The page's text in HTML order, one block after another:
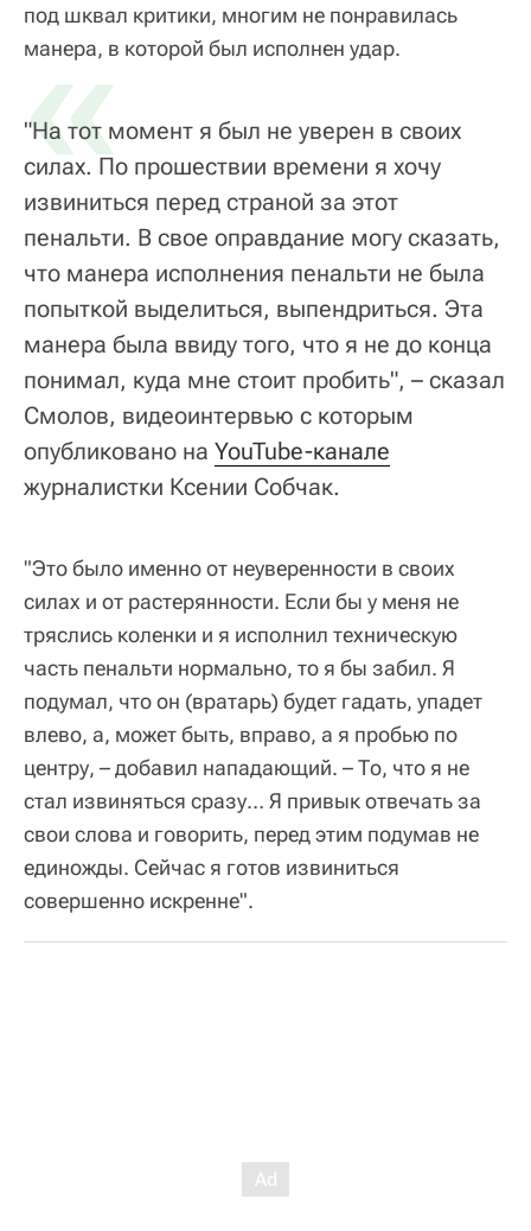
под шквал критики, многим не понравилась
манера, в которой был исполнен удар.
«
"На тот момент я был не уверен в своих
силах. По прошествии времени я хочу
извиниться перед страной за этот
пенальти. В свое оправдание могу сказать,
что манера исполнения пенальти не была
попыткой выделиться, выпендриться. Эта
манера была ввиду того, что я не до конца
понимал, куда мне стоит пробить", – сказал
Смолов, видеоинтервью с которым
опубликовано на YouTube-канале
журналистки Ксении Собчак.
"Это было именно от неуверенности в своих
силах и от растерянности. Если бы у меня не
тряслись коленки и я исполнил техническую
часть пенальти нормально, то я бы забил. Я
подумал, что он (вратарь) будет гадать, упадет
влево, а, может быть, вправо, а я пробью по
центру, – добавил нападающий. – То, что я не
стал извиняться сразу… Я привык отвечать за
свои слова и говорить, перед этим подумав не
единожды. Сейчас я готов извиниться
совершенно искренне".